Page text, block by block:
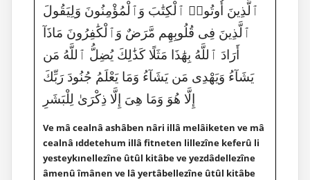
ٱلَّذِينَ أُوتُوا۟ ٱلْكِتَٰبَ وَٱلْمُؤْمِنُونَ وَلِيَقُولَ
ٱلَّذِينَ فِى قُلُوبِهِم مَّرَضٌ وَٱلْكَٰفِرُونَ مَاذَآ
أَرَادَ ٱللَّهُ بِهَٰذَا مَثَلًا كَذَٰلِكَ يُضِلُّ ٱللَّهُ مَن
يَشَآءُ وَيَهْدِى مَن يَشَآءُ وَمَا يَعْلَمُ جُنُودَ رَبِّكَ
إِلَّا هُوَ وَمَا هِىَ إِلَّا ذِكْرَىٰ لِلْبَشَرِ
Ve mâ cealnâ ashâben nâri illâ melâiketen ve mâ
cealnâ ıddetehum illâ fitneten lillezîne keferû li
yesteykınellezîne ûtûl kitâbe ve yezdâdellezîne
âmenû îmânen ve lâ yertâbellezîne ûtûl kitâbe